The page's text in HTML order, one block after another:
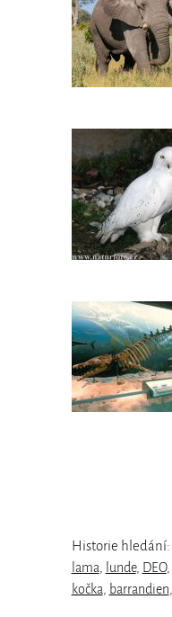
Historie hledání:
lama
lunde, DEO,
kočka
barrandien